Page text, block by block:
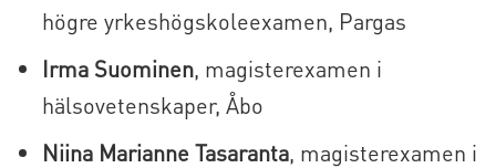
högre yrkeshögskoleexamen, Pargas
Irma Suominen, magisterexamen i
hälsovetenskaper, Åbo
Niina Marianne Tasaranta, magisterexamen i